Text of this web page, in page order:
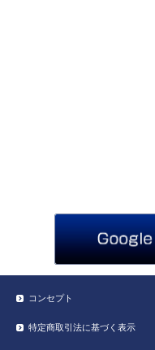
コンセプト
特定商取引法に基づく表示